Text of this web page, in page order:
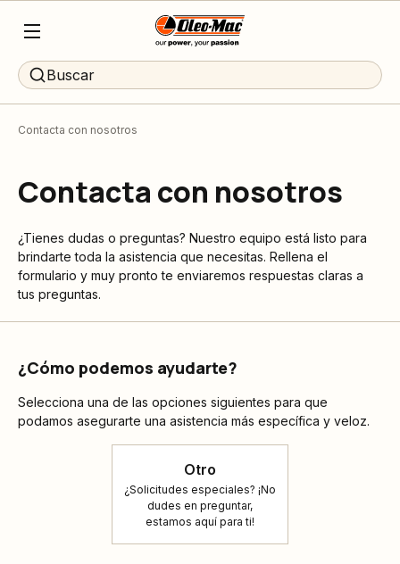
Buscar
Contacta con nosotros
Contacta con nosotros
¿Tienes dudas o preguntas? Nuestro equipo está listo para
brindarte toda la asistencia que necesitas. Rellena el
formulario y muy pronto te enviaremos respuestas claras a
tus preguntas.
¿Cómo podemos ayudarte?
Selecciona una de las opciones siguientes para que
podamos asegurarte una asistencia más específica y veloz.
Otro
¿Solicitudes especiales? ¡No
dudes en preguntar,
estamos aquí para ti!